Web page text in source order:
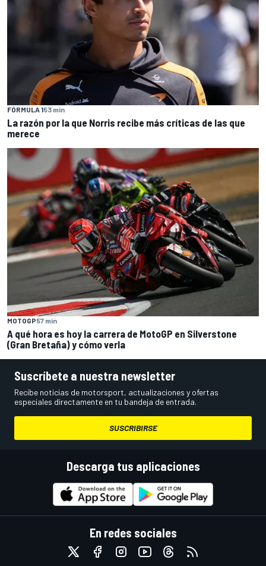
FÓRMULA 153 min
La razón por la que Norris recibe más críticas de las que
merece
MOTOGP57 min
A qué hora es hoy la carrera de MotoGP en Silverstone
(Gran Bretaña) y cómo verla
Suscríbete a nuestra newsletter
Recibe noticias de motorsport, actualizaciones y ofertas
especiales directamente en tu bandeja de entrada.
SUSCRIBIRSE
Descarga tus aplicaciones
En redes sociales